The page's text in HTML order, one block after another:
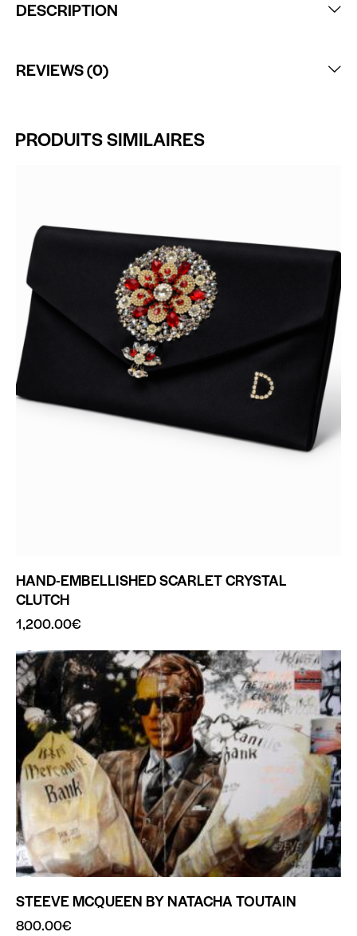
DESCRIPTION
REVIEWS (0)
PRODUITS SIMILAIRES
HAND-EMBELLISHED SCARLET CRYSTAL
CLUTCH
1,200.00€
STEEVE MCQUEEN BY NATACHA TOUTAIN
800.00€